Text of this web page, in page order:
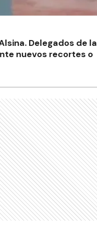
Delegados de la
nuevos recortes o